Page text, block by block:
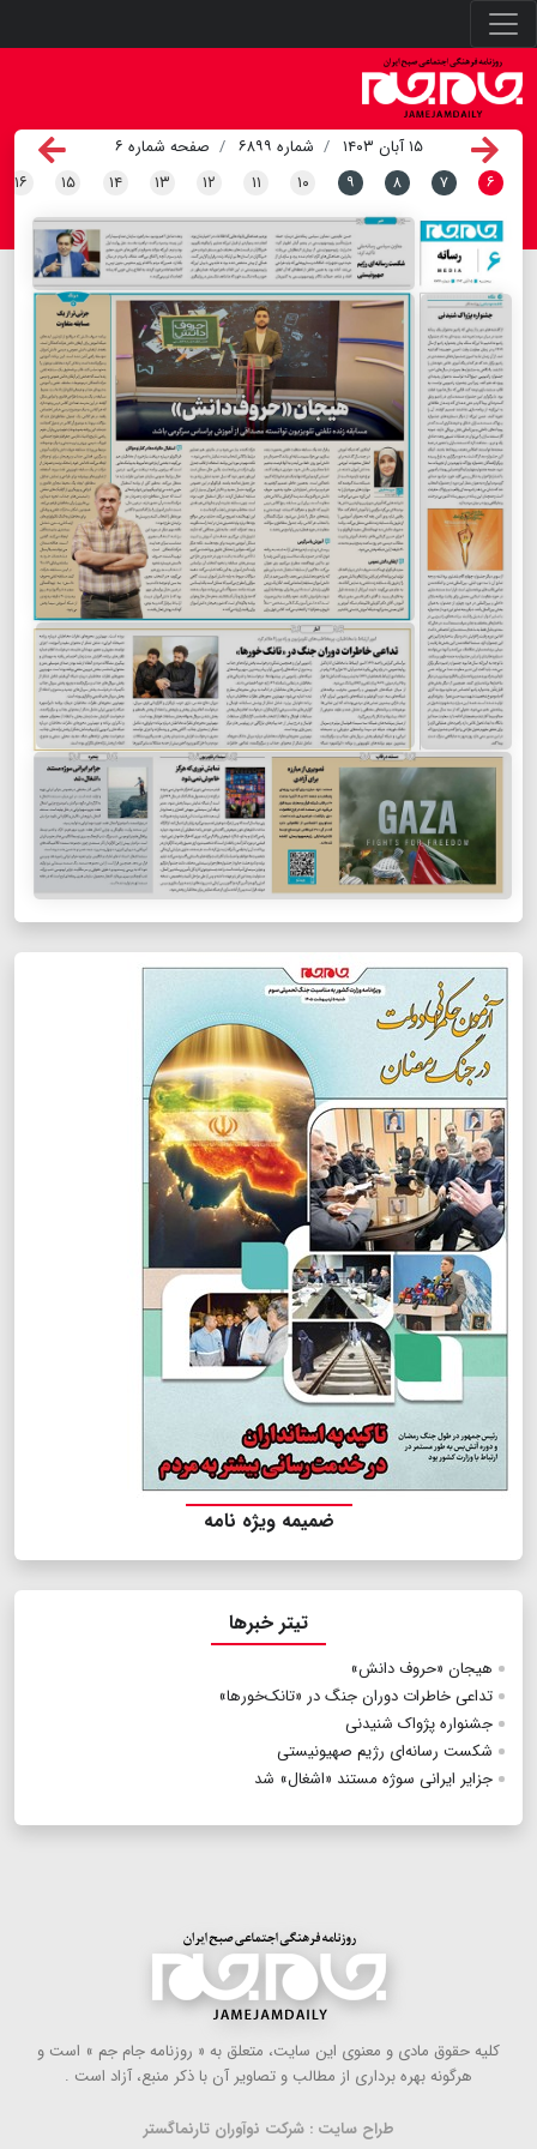
۱۵ آبان ۱۴۰۳ شماره ۶۸۹۹
صفحه شماره ۶
۶ ۷ ۸ ۹ ۱۰ ۱۱ ۱۲ ۱۳ ۱۴ ۱۵ ۱۶
ضمیمه ویژه نامه
تیتر خبرها
هیجان «حروف دانش»
تداعی خاطرات دوران جنگ در «تانک‌خورها»
جشنواره پژواک شنیدنی
شکست رسانه‌ای رژیم صهیونیستی
جزایر ایرانی سوژه مستند «اشغال» شد
كلیه حقوق مادی و معنوی این سایت، متعلق به « روزنامه جام جم » است و
هرگونه بهره ‌برداری از مطالب و تصاویر آن با ذكر منبع، آزاد است .
طراح سایت : شرکت نوآوران تارنماگستر